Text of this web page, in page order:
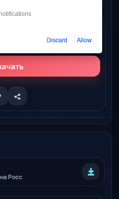
Росс
Discard Allow